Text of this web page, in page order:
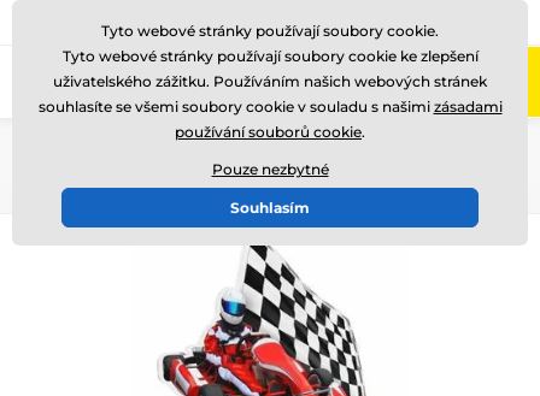
Zavolejte nám (Po-Pá 8-17)
Tyto webové stránky používají soubory cookie.
Tyto webové stránky používají soubory cookie ke zlepšení
uživatelského zážitku. Používáním našich webových stránek
souhlasíte se všemi soubory cookie v souladu s našimi zásadami
používání souborů cookie.
Pouze nezbytné
Souhlasím